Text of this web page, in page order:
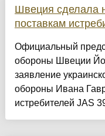
Швеция сделала
поставкам
Официальный
обороны Швеции
заявление
обороны Ивана
истребителей JAS